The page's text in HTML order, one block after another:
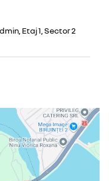
Etaj 1, Sector 2